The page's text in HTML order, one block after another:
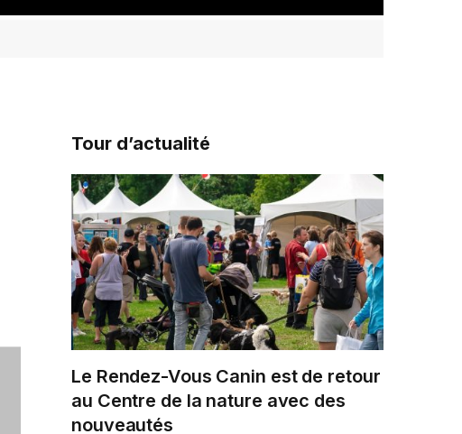
Tour d’actualité
Le Rendez-Vous Canin est de retour
au Centre de la nature avec des
nouveautés